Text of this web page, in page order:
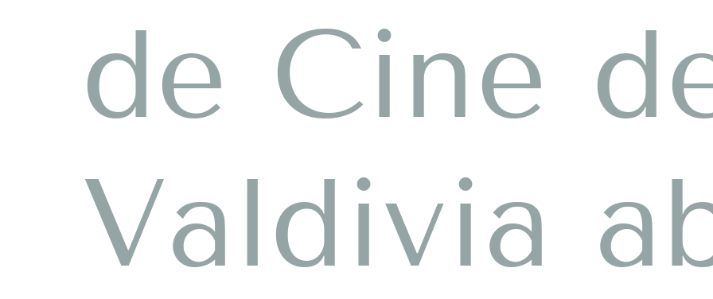
de Cine
Valdivia